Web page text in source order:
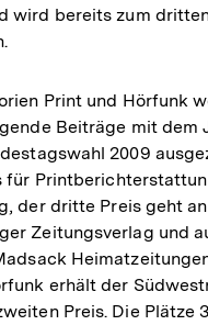
wird bereits zum
Print und Hörfunk
Beiträge mit dem
2009
für
der dritte Preis geht
Zeitungsverlag und
erhält der
Preis. Die Plätze